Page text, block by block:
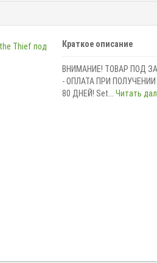
Краткое описание
ВНИМАНИЕ! ТОВАР ПОД
- ОПЛАТА ПРИ
80 ДНЕЙ! Set... Читать